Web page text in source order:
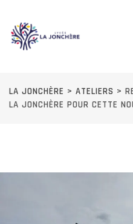
content
LA JONCHÈRE > ATELIERS >
LA JONCHÈRE POUR CETTE